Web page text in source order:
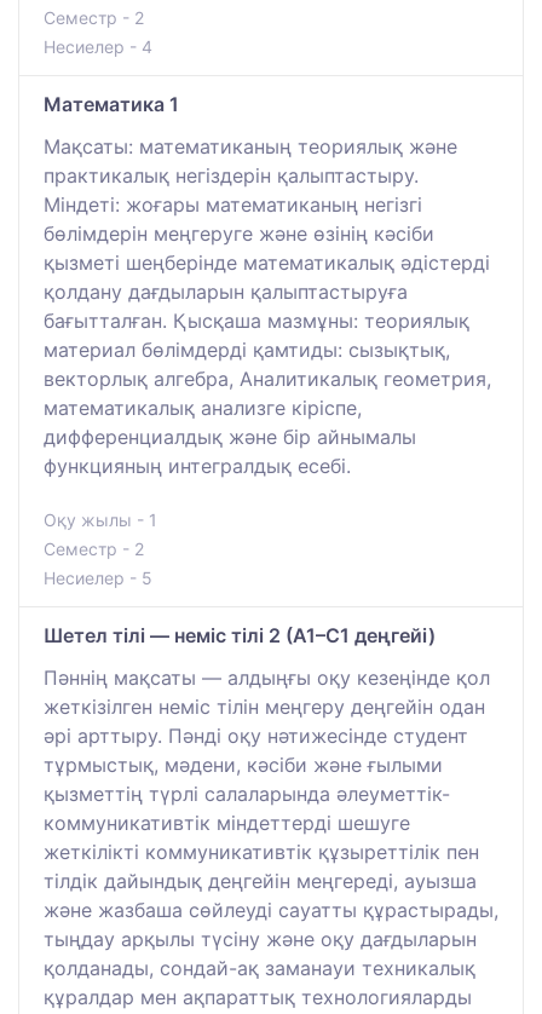
Семестр - 2
Несиелер - 4
Математика 1
Мақсаты: математиканың теориялық және
практикалық негіздерін қалыптастыру.
Міндеті: жоғары математиканың негізгі
бөлімдерін меңгеруге және өзінің кәсіби
қызметі шеңберінде математикалық әдістерді
қолдану дағдыларын қалыптастыруға
бағытталған. Қысқаша мазмұны: теориялық
материал бөлімдерді қамтиды: сызықтық,
векторлық алгебра, Аналитикалық геометрия,
математикалық анализге кіріспе,
дифференциалдық және бір айнымалы
функцияның интегралдық есебі.
Оқу жылы - 1
Семестр - 2
Несиелер - 5
Шетел тілі — неміс тілі 2 (A1–C1 деңгейі)
Пәннің мақсаты — алдыңғы оқу кезеңінде қол
жеткізілген неміс тілін меңгеру деңгейін одан
әрі арттыру. Пәнді оқу нәтижесінде студент
тұрмыстық, мәдени, кәсіби және ғылыми
қызметтің түрлі салаларында әлеуметтік-
коммуникативтік міндеттерді шешуге
жеткілікті коммуникативтік құзыреттілік пен
тілдік дайындық деңгейін меңгереді, ауызша
және жазбаша сөйлеуді сауатты құрастырады,
тыңдау арқылы түсіну және оқу дағдыларын
қолданады, сондай-ақ заманауи техникалық
құралдар мен ақпараттық технологияларды